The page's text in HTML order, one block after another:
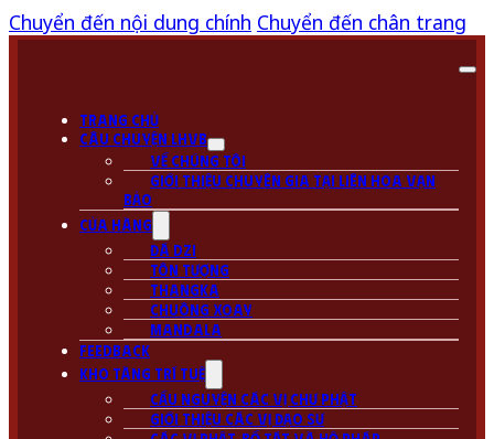
Chuyển đến nội dung chính Chuyển đến chân trang
Trang chủ
Câu chuyện LHVB
Về chúng tôi
Giới thiệu chuyên gia tại Liên Hoa Vạn
Bảo
Cửa hàng
Đá Dzi
Tôn tượng
Thangka
Chuông Xoay
Mandala
Feedback
Kho tàng Trí Tuệ
Cầu Nguyện các vị Chư Phật
Giới thiệu các vị Đạo Sư